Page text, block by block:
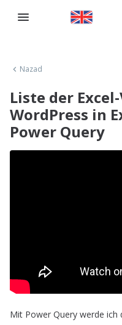
Nazad
Liste der
WordPress in
Power Query
Mit Power Query werde ich